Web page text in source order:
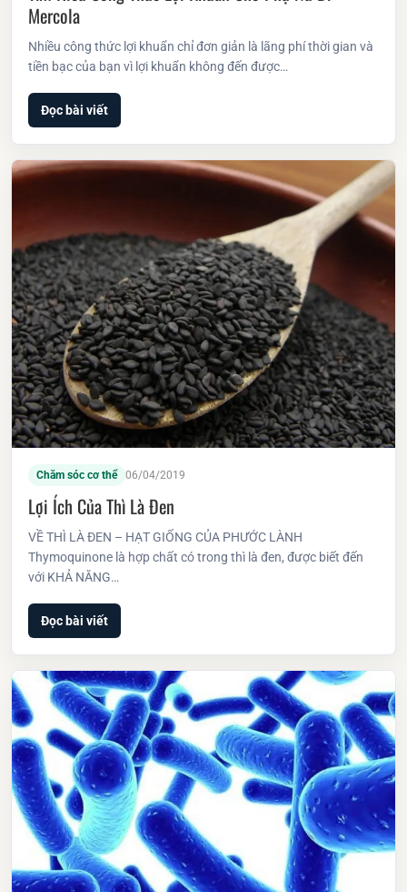
Mercola
Nhiều công thức lợi khuẩn chỉ đơn giản là lãng phí thời gian và
tiền bạc của bạn vì lợi khuẩn không đến được…
Đọc bài viết
Chăm sóc cơ thể 06/04/2019
Lợi Ích Của Thì Là Đen
VỀ THÌ LÀ ĐEN – HẠT GIỐNG CỦA PHƯỚC LÀNH
Thymoquinone là hợp chất có trong thì là đen, được biết đến
với KHẢ NĂNG…
Đọc bài viết